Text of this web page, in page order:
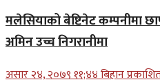
मलेसियाको बेष्टिनेट कम्पनीमा
अमिन उच्च निगरानीमा
असार २४, २०७९ ११;४४ बिहान